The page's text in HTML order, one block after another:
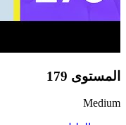
المستوى 179
Medium